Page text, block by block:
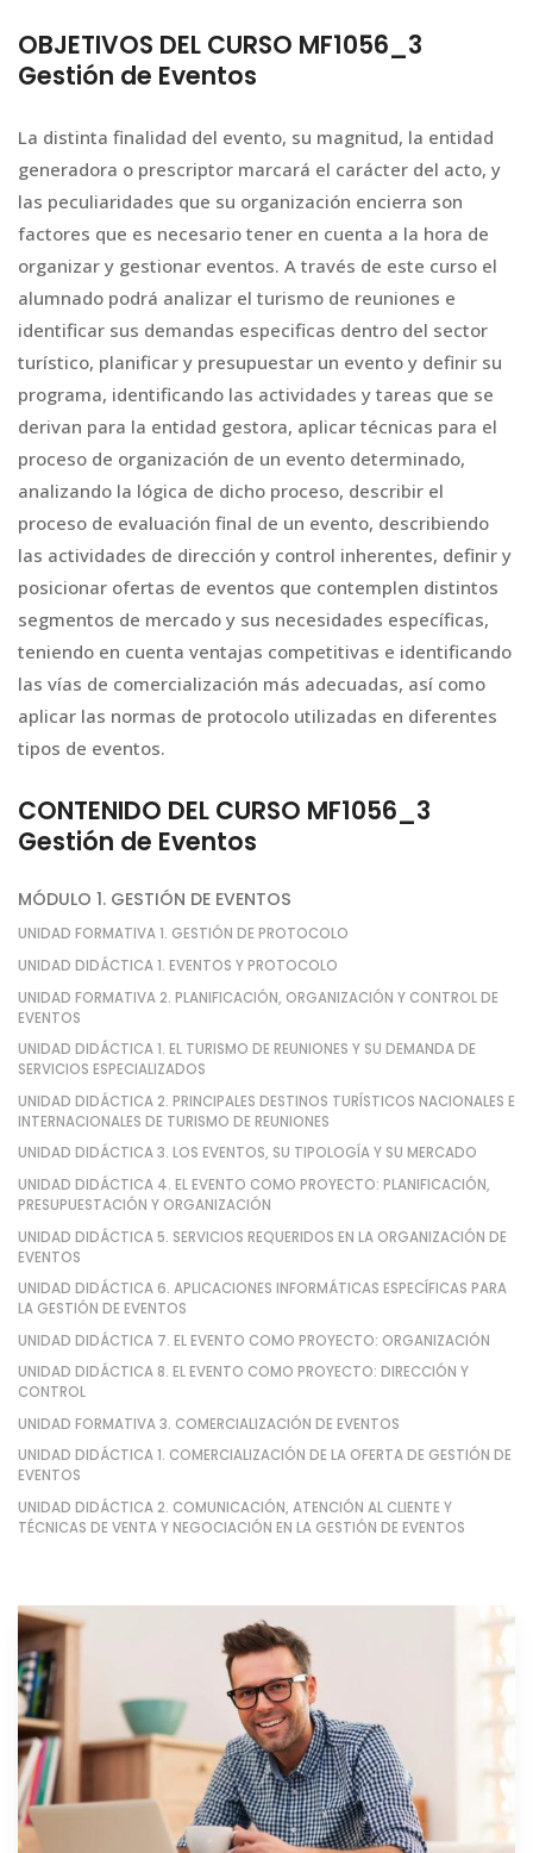
OBJETIVOS DEL CURSO MF1056_3
Gestión de Eventos
La distinta finalidad del evento, su magnitud, la entidad
generadora o prescriptor marcará el carácter del acto, y
las peculiaridades que su organización encierra son
factores que es necesario tener en cuenta a la hora de
organizar y gestionar eventos. A través de este curso el
alumnado podrá analizar el turismo de reuniones e
identificar sus demandas especificas dentro del sector
turístico, planificar y presupuestar un evento y definir su
programa, identificando las actividades y tareas que se
derivan para la entidad gestora, aplicar técnicas para el
proceso de organización de un evento determinado,
analizando la lógica de dicho proceso, describir el
proceso de evaluación final de un evento, describiendo
las actividades de dirección y control inherentes, definir y
posicionar ofertas de eventos que contemplen distintos
segmentos de mercado y sus necesidades específicas,
teniendo en cuenta ventajas competitivas e identificando
las vías de comercialización más adecuadas, así como
aplicar las normas de protocolo utilizadas en diferentes
tipos de eventos.
CONTENIDO DEL CURSO MF1056_3
Gestión de Eventos
MÓDULO 1. GESTIÓN DE EVENTOS
UNIDAD FORMATIVA 1. GESTIÓN DE PROTOCOLO
UNIDAD DIDÁCTICA 1. EVENTOS Y PROTOCOLO
UNIDAD FORMATIVA 2. PLANIFICACIÓN, ORGANIZACIÓN Y CONTROL DE
EVENTOS
UNIDAD DIDÁCTICA 1. EL TURISMO DE REUNIONES Y SU DEMANDA DE
SERVICIOS ESPECIALIZADOS
UNIDAD DIDÁCTICA 2. PRINCIPALES DESTINOS TURÍSTICOS NACIONALES E
INTERNACIONALES DE TURISMO DE REUNIONES
UNIDAD DIDÁCTICA 3. LOS EVENTOS, SU TIPOLOGÍA Y SU MERCADO
UNIDAD DIDÁCTICA 4. EL EVENTO COMO PROYECTO: PLANIFICACIÓN,
PRESUPUESTACIÓN Y ORGANIZACIÓN
UNIDAD DIDÁCTICA 5. SERVICIOS REQUERIDOS EN LA ORGANIZACIÓN DE
EVENTOS
UNIDAD DIDÁCTICA 6. APLICACIONES INFORMÁTICAS ESPECÍFICAS PARA
LA GESTIÓN DE EVENTOS
UNIDAD DIDÁCTICA 7. EL EVENTO COMO PROYECTO: ORGANIZACIÓN
UNIDAD DIDÁCTICA 8. EL EVENTO COMO PROYECTO: DIRECCIÓN Y
CONTROL
UNIDAD FORMATIVA 3. COMERCIALIZACIÓN DE EVENTOS
UNIDAD DIDÁCTICA 1. COMERCIALIZACIÓN DE LA OFERTA DE GESTIÓN DE
EVENTOS
UNIDAD DIDÁCTICA 2. COMUNICACIÓN, ATENCIÓN AL CLIENTE Y
TÉCNICAS DE VENTA Y NEGOCIACIÓN EN LA GESTIÓN DE EVENTOS